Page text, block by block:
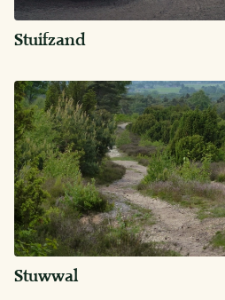
Stuifzand
Stuwwal